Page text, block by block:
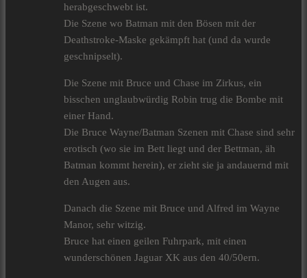
herabgeschwebt ist.
Die Szene wo Batman mit den Bösen mit der
Deathstroke-Maske gekämpft hat (und da wurde
geschnipselt).
Die Szene mit Bruce und Chase im Zirkus, ein
bisschen unglaubwürdig Robin trug die Bombe mit
einer Hand.
Die Bruce Wayne/Batman Szenen mit Chase sind sehr
erotisch (wo sie im Bett liegt und der Bettman, äh
Batman kommt herein), er zieht sie ja andauernd mit
den Augen aus.
Danach die Szene mit Bruce und Alfred im Wayne
Manor, sehr witzig.
Bruce hat einen geilen Fuhrpark, mit einen
wunderschönen Jaguar XK aus den 40/50ern.